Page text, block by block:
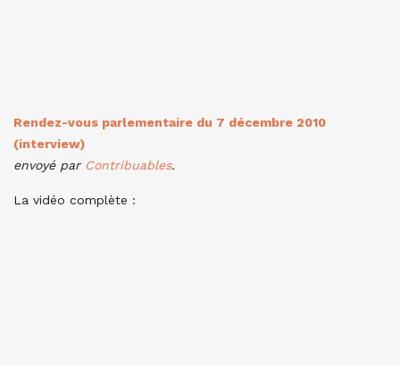
Rendez-vous parlementaire du 7 décembre 2010
(interview)
envoyé par Contribuables.
La vidéo complète :